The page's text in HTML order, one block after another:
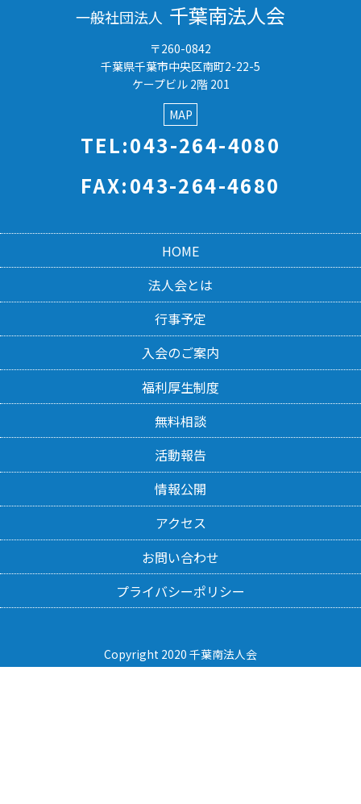
一般社団法人 千葉南法人会
〒260-0842
千葉県千葉市中央区南町2-22-5
ケープビル 2階 201
MAP
TEL:043-264-4080
FAX:043-264-4680
HOME
法人会とは
行事予定
入会のご案内
福利厚生制度
無料相談
活動報告
情報公開
アクセス
お問い合わせ
プライバシーポリシー
Copyright 2020 千葉南法人会